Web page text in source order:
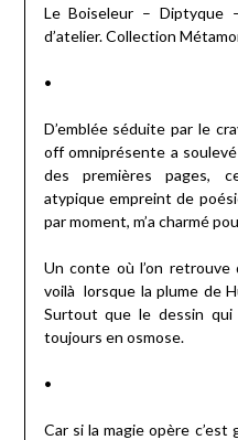
Le Boiseleur – Diptyque
d’atelier. Collection
•
D’emblée séduite par le
off omniprésente a
des premières pages,
atypique empreint de
par moment, m’a charmé
Un conte où l’on retrouve
voilà lorsque la plume de
Surtout que le dessin qui
toujours en osmose.
•
Car si la magie opère c’est